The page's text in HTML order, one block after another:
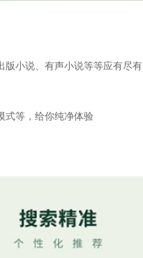
版小说、有声小说等等应有尽有
式等，给你纯净体验